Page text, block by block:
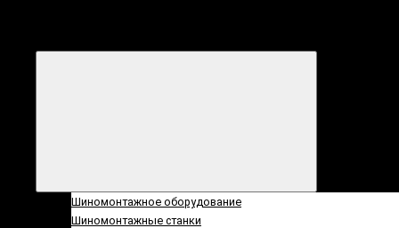
Шиномонтажное оборудование
Шиномонтажные станки